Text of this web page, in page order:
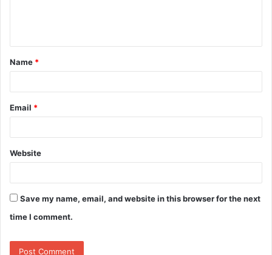
t
*
Name *
Email *
Website
Save my name, email, and website in this browser for the next
time I comment.